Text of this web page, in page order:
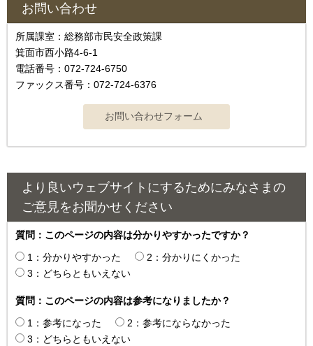
お問い合わせ
所属課室：総務部市民安全政策課
箕面市西小路4‐6‐1
電話番号：072-724-6750
ファックス番号：072-724-6376
より良いウェブサイトにするためにみなさまの
ご意見をお聞かせください
質問：このページの内容は分かりやすかったですか？
1：分かりやすかった
2：分かりにくかった
3：どちらともいえない
質問：このページの内容は参考になりましたか？
1：参考になった
2：参考にならなかった
3：どちらともいえない